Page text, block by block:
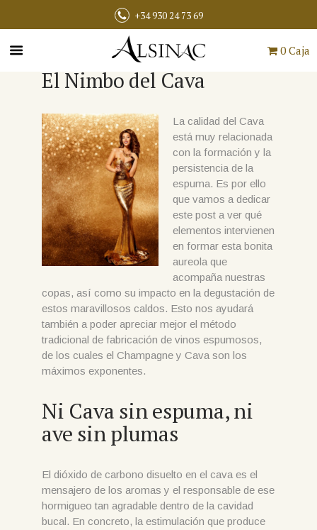
+34 930 24 73 69
0 Caja
El Nimbo del Cava
La calidad del Cava
está muy relacionada
con la formación y la
persistencia de la
espuma. Es por ello
que vamos a dedicar
este post a ver qué
elementos intervienen
en formar esta bonita
aureola que
acompaña nuestras
copas, así como su impacto en la degustación de
estos maravillosos caldos. Esto nos ayudará
también a poder apreciar mejor el método
tradicional de fabricación de vinos espumosos,
de los cuales el Champagne y Cava son los
máximos exponentes.
Ni Cava sin espuma, ni
ave sin plumas
El dióxido de carbono disuelto en el cava es el
mensajero de los aromas y el responsable de ese
hormigueo tan agradable dentro de la cavidad
bucal. En concreto, la estimulación que produce